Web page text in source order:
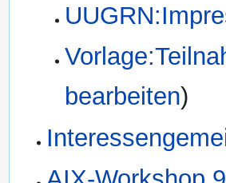
bearbeiten)